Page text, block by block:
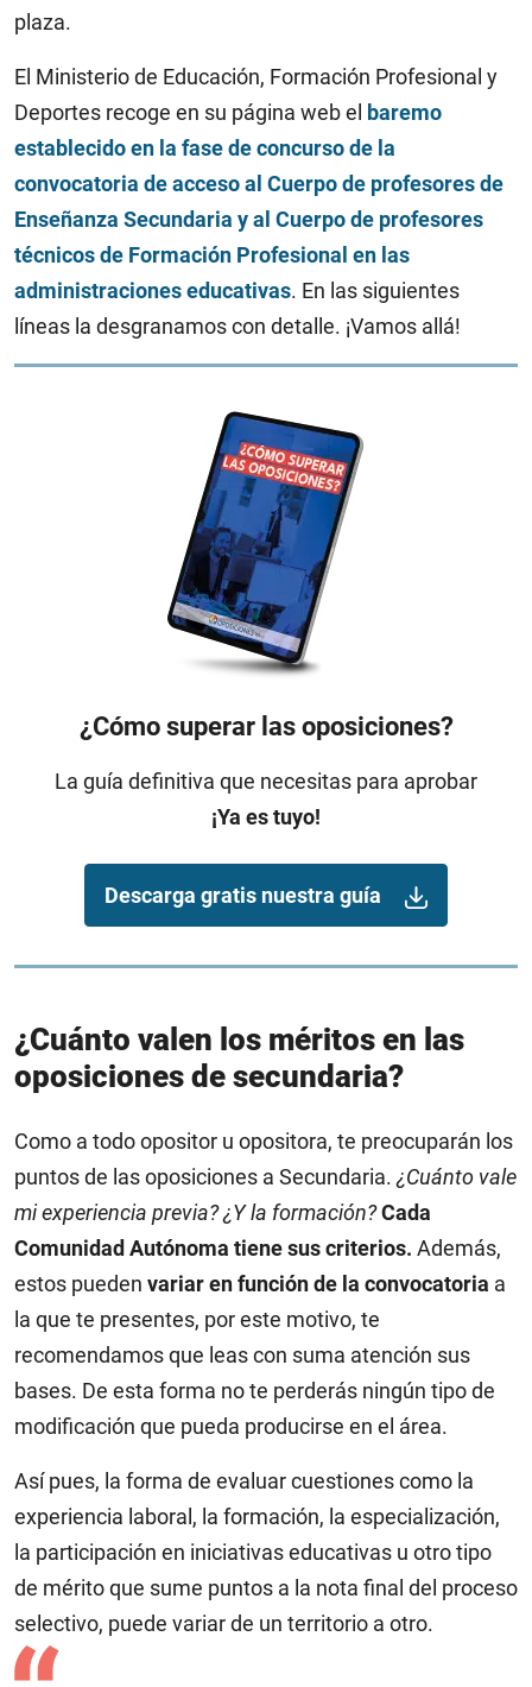
plaza.
El Ministerio de Educación, Formación Profesional y
Deportes recoge en su página web el baremo
establecido en la fase de concurso de la
convocatoria de acceso al Cuerpo de profesores de
Enseñanza Secundaria y al Cuerpo de profesores
técnicos de Formación Profesional en las
administraciones educativas. En las siguientes
líneas la desgranamos con detalle. ¡Vamos allá!
¿Cómo superar las oposiciones?
La guía definitiva que necesitas para aprobar
¡Ya es tuyo!
Descarga gratis nuestra guía
¿Cuánto valen los méritos en las
oposiciones de secundaria?
Como a todo opositor u opositora, te preocuparán los
puntos de las oposiciones a Secundaria. ¿Cuánto vale
mi experiencia previa? ¿Y la formación?Cada
Comunidad Autónoma tiene sus criterios. Además,
estos pueden variar en función de la convocatoria a
la que te presentes, por este motivo, te
recomendamos que leas con suma atención sus
bases. De esta forma no te perderás ningún tipo de
modificación que pueda producirse en el área.
Así pues, la forma de evaluar cuestiones como la
experiencia laboral, la formación, la especialización,
la participación en iniciativas educativas u otro tipo
de mérito que sume puntos a la nota final del proceso
selectivo, puede variar de un territorio a otro.